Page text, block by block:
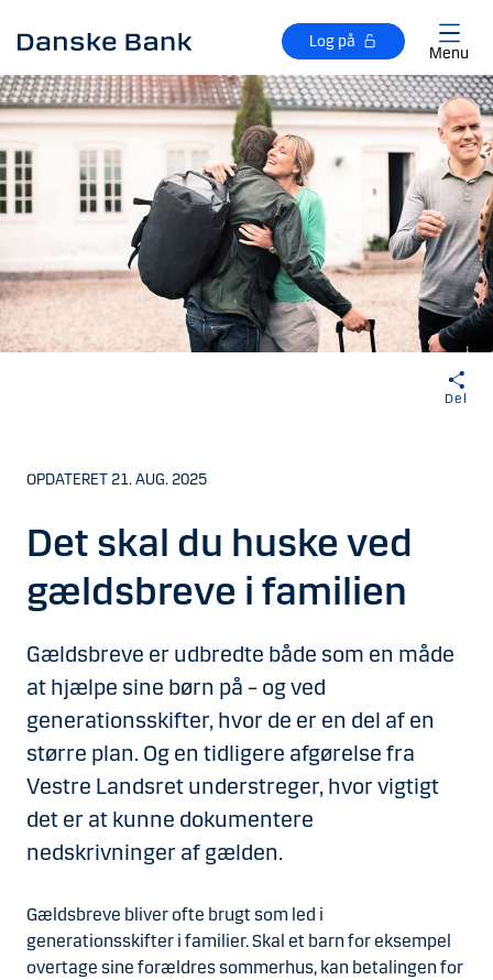
Log på
Menu
Del
OPDATERET 21. AUG. 2025
Det skal du huske ved
gældsbreve i familien
Gældsbreve er udbredte både som en måde
at hjælpe sine børn på – og ved
generationsskifter, hvor de er en del af en
større plan. Og en tidligere afgørelse fra
Vestre Landsret understreger, hvor vigtigt
det er at kunne dokumentere
nedskrivninger af gælden.
Gældsbreve bliver ofte brugt som led i
generationsskifter i familier. Skal et barn for eksempel
overtage sine forældres sommerhus, kan betalingen for